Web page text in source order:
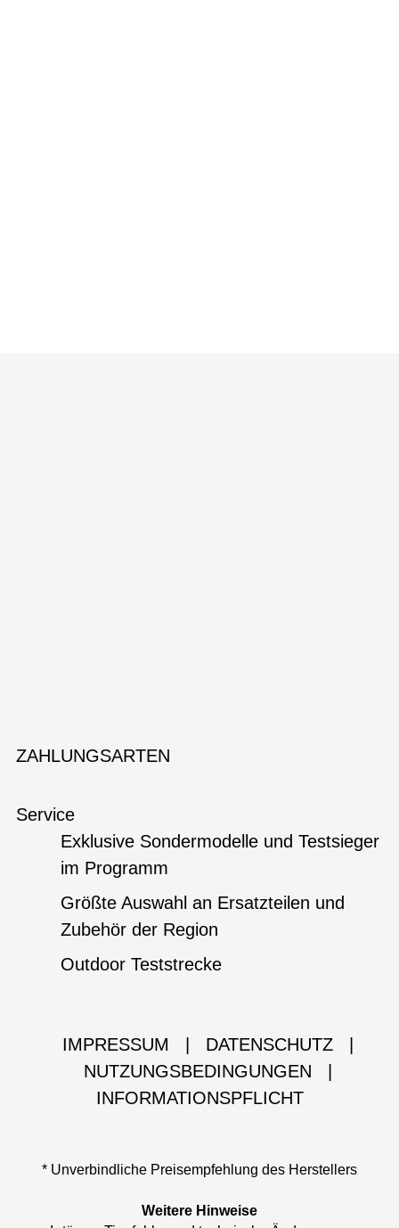
ZAHLUNGSARTEN
Service
Exklusive Sondermodelle und Testsieger
im Programm
Größte Auswahl an Ersatzteilen und
Zubehör der Region
Outdoor Teststrecke
IMPRESSUM DATENSCHUTZ
NUTZUNGSBEDINGUNGEN
INFORMATIONSPFLICHT
* Unverbindliche Preisempfehlung des Herstellers
Weitere Hinweise